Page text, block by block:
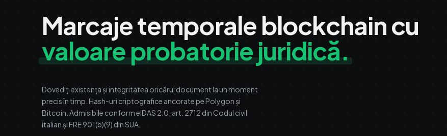
Marcaje temporale blockchain cu
valoare probatorie juridică.
Dovediți existența și integritatea oricărui document la un moment
precis în timp. Hash-uri criptografice ancorate pe Polygon și
Bitcoin. Admisibile conform eIDAS 2.0, art. 2712 din Codul civil
italian și FRE 901(b)(9) din SUA.